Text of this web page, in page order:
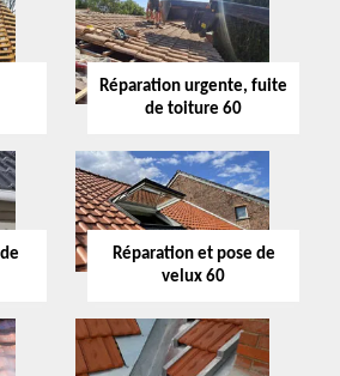
Réparation urgente, fuite
de toiture 60
Réparation et pose de
velux 60